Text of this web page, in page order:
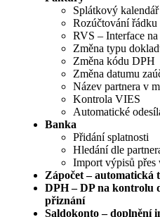
Splátkový
Rozúčtování řádku
RVS – Interface
Změna typu
Změna kódu DPH
Změna datumu
Název partnera v
Kontrola VIES
Automatické
Banka
Přidání splatnosti
Hledání dle
Import výpisů přes
Zápočet – automatická
DPH – DP na kontrolu
přiznání
Saldokonto – doplnění